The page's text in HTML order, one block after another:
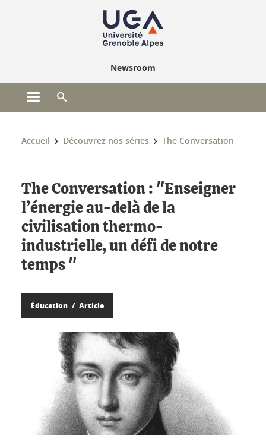
Newsroom
Ouvrir le menu principal
Vous êtes ici :
Accueil Découvrez nos séries The Conversation
The Conversation : "Enseigner
l’énergie au-delà de la
civilisation thermo-
industrielle, un défi de notre
temps "
Éducation Article